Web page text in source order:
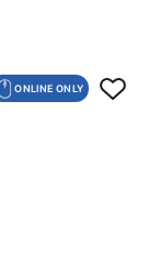
ONLINE ONLY